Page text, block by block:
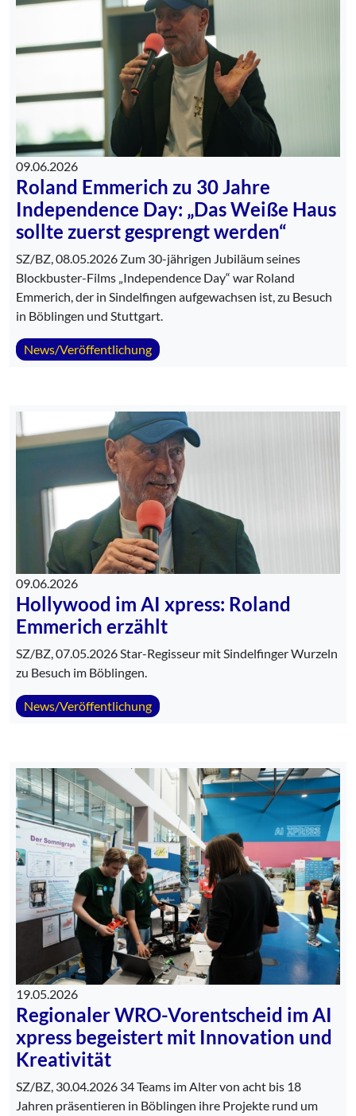
09.06.2026
Roland Emmerich zu 30 Jahre
Independence Day: „Das Weiße Haus
sollte zuerst gesprengt werden“
SZ/BZ, 08.05.2026 Zum 30-jährigen Jubiläum seines
Blockbuster-Films „Independence Day“ war Roland
Emmerich, der in Sindelfingen aufgewachsen ist, zu Besuch
in Böblingen und Stuttgart.
News/Veröffentlichung
09.06.2026
Hollywood im AI xpress: Roland
Emmerich erzählt
SZ/BZ, 07.05.2026 Star-Regisseur mit Sindelfinger Wurzeln
zu Besuch im Böblingen.
News/Veröffentlichung
19.05.2026
Regionaler WRO-Vorentscheid im AI
xpress begeistert mit Innovation und
Kreativität
SZ/BZ, 30.04.2026 34 Teams im Alter von acht bis 18
Jahren präsentieren in Böblingen ihre Projekte rund um